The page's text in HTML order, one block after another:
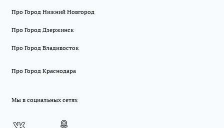
Про Город Нижний Новгород
Про Город Дзержинск
Про Город Владивосток
Про Город Краснодара
Мы в социальных сетях